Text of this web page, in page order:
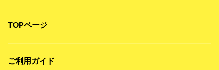
TOPページ
ご利用ガイド